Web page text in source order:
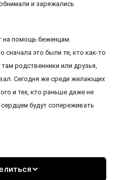
и заряжались
на помощь беженцам.
это были те, кто как-то
родственники или друзья,
Сегодня же среди желающих
и тех, кто раньше даже не
будут сопереживать